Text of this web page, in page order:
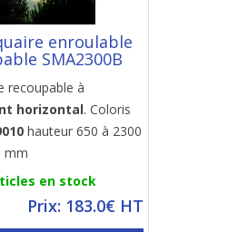
enroulable
SMA2300B
recoupable à
horizontal. Coloris
hauteur 650 à 2300
mm
en stock
Prix: 183.0€ HT